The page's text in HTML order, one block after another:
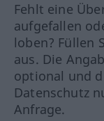
Fehlt eine
aufgefallen
loben? Füllen
aus. Die
optional und
Datenschutz
Anfrage.